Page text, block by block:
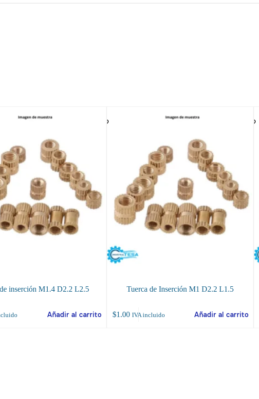
inserción M1.4 D2.2 L2.5
Añadir al carrito
Tuerca de Inserción M1 D2.2 L1.5
$1.00 IVA incluido Añadir al carrito